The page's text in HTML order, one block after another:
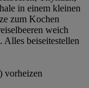
in einem kleinen
zum Kochen
weich
beiseitestellen
vorheizen